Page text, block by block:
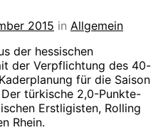
2015 in Allgemein
der hessischen
der Verpflichtung des 40-
für die Saison
türkische 2,0-Punkte-
Erstligisten, Rolling
Rhein.